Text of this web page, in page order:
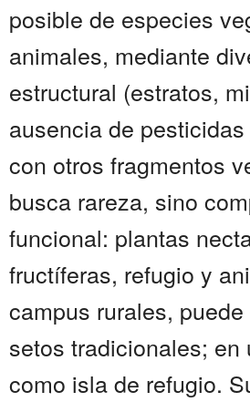
posible de especies
animales, mediante
estructural (estratos,
ausencia de
con otros fragmentos
busca rareza, sino
funcional: plantas
fructíferas, refugio y
campus rurales,
setos tradicionales; en
como isla de refugio.